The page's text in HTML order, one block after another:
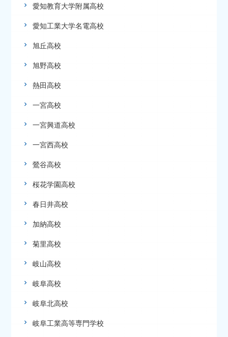
愛知教育大学附属高校
愛知工業大学名電高校
旭丘高校
旭野高校
熱田高校
一宮高校
一宮興道高校
一宮西高校
鶯谷高校
桜花学園高校
春日井高校
加納高校
菊里高校
岐山高校
岐阜高校
岐阜北高校
岐阜工業高等専門学校